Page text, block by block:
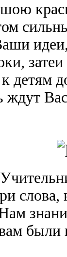
детям
ждут
были